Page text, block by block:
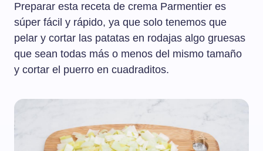
Preparar esta receta de crema Parmentier es
súper fácil y rápido, ya que solo tenemos que
pelar y cortar las patatas en rodajas algo gruesas
que sean todas más o menos del mismo tamaño
y cortar el puerro en cuadraditos.